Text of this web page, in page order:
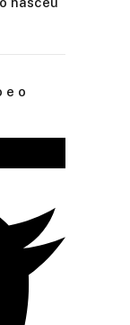
e o